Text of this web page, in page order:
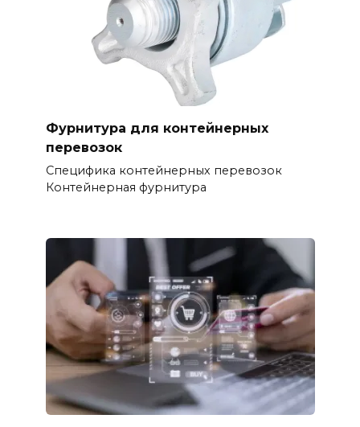
Фурнитура для контейнерных
перевозок
Специфика контейнерных перевозок
Контейнерная фурнитура